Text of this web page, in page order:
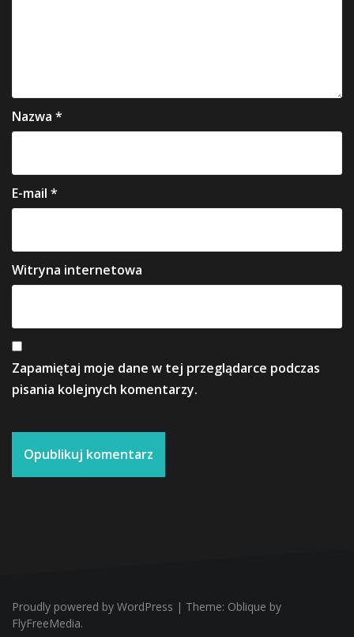
Nazwa *
E-mail *
Witryna internetowa
Zapamiętaj moje dane w tej przeglądarce podczas
pisania kolejnych komentarzy.
Proudly powered by WordPress | Theme: Oblique by
FlyFreeMedia.